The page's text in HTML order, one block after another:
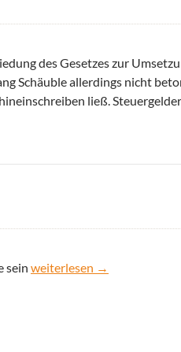
des Gesetzes zur
Schäuble allerdings nicht
ließ.
im Gesetz zur
sein Müssen Sparer bald überall
weiterlesen →